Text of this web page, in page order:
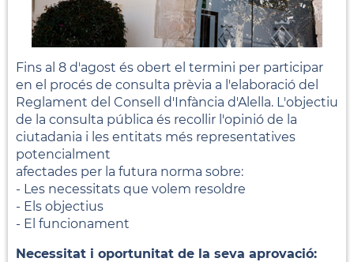
Fins al 8 d'agost és obert el termini per participar
en el procés de consulta prèvia a l'elaboració del
Reglament del Consell d'Infància d'Alella. L'objectiu
de la consulta pública és recollir l'opinió de la
ciutadania i les entitats més representatives
potencialment
afectades per la futura norma sobre:
- Les necessitats que volem resoldre
- Els objectius
- El funcionament
Necessitat i oportunitat de la seva aprovació: